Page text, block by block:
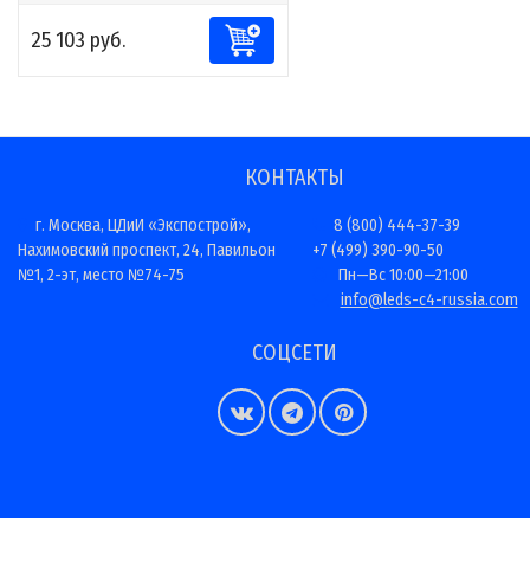
25 103 руб.
КОНТАКТЫ
г. Москва, ЦДиИ «Экспострой»,
Нахимовский проспект, 24, Павильон
№1, 2-эт, место №74-75
8 (800) 444-37-39
+7 (499) 390-90-50
Пн—Вс 10:00—21:00
info@leds-c4-russia.com
СОЦСЕТИ